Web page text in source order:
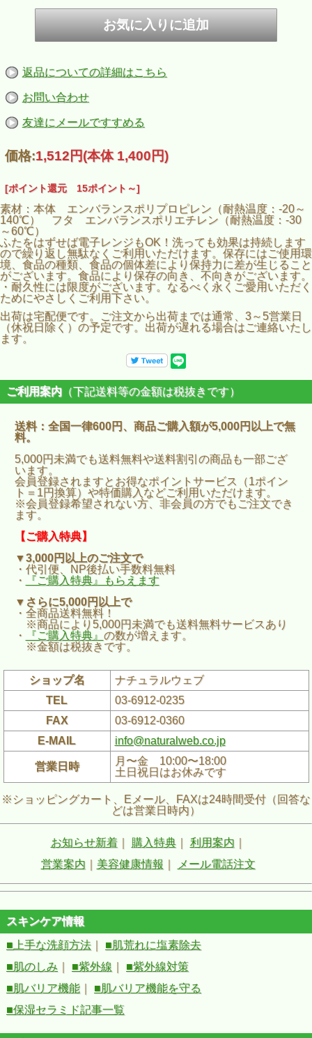
返品についての詳細はこちら
お問い合わせ
友達にメールですすめる
価格:1,512円(本体 1,400円)
[ポイント還元 15ポイント～]
素材：本体 エンバランスポリプロピレン（耐熱温度：-20～
140℃） フタ エンバランスポリエチレン（耐熱温度：-30
～60℃）
ふたをはずせば電子レンジもOK！洗っても効果は持続します
ので繰り返し無駄なくご利用いただけます。保存にはご使用環
境、食品の種類、食品の個体差により保持力に差が生じること
がございます。食品により保存の向き、不向きがございます。
・耐久性には限度がございます。なるべく永くご愛用いただく
ためにやさしくご利用下さい。
出荷は宅配便です。ご注文から出荷までは通常、3～5営業日
（休祝日除く）の予定です。出荷が遅れる場合はご連絡いたし
ます。
ご利用案内 （下記送料等の金額は税抜きです）
送料：全国一律600円、商品ご購入額が5,000円以上で無
料。
5,000円未満でも送料無料や送料割引の商品も一部ござ
います。
会員登録されますとお得なポイントサービス（1ポイン
ト＝1円換算）や特価購入などご利用いただけます。
※会員登録希望されない方、非会員の方でもご注文でき
ます。
【ご購入特典】
▼3,000円以上のご注文で
・代引便、NP後払い手数料無料
・
『ご購入特典』もらえます
▼さらに5,000円以上で
・全商品送料無料！
※商品により5,000円未満でも送料無料サービスあり
・
『ご購入特典』 の数が増えます。
※金額は税抜きです。
ショップ名
ナチュラルウェブ
TEL
03-6912-0235
FAX
03-6912-0360
E-MAIL
info@naturalweb.co.jp
営業日時
月〜金 10:00〜18:00
土日祝日はお休みです
※ショッピングカート、Eメール、FAXは24時間受付（回答な
どは営業日時内）
お知らせ新着｜ 購入特典｜ 利用案内
営業案内
美容健康情報 メール電話注文
スキンケア情報
■上手な洗顔方法
■肌荒れに塩素除去
■肌のしみ
■紫外線
■紫外線対策
■肌バリア機能
■肌バリア機能を守る
■保湿セラミド記事一覧